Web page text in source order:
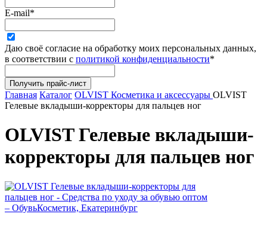
E-mail*
Даю своё согласие на обработку моих персональных данных,
в соответствии с политикой конфиденциальности*
Главная Каталог OLVIST Косметика и аксессуары OLVIST
Гелевые вкладыши-корректоры для пальцев ног
OLVIST Гелевые вкладыши-
корректоры для пальцев ног